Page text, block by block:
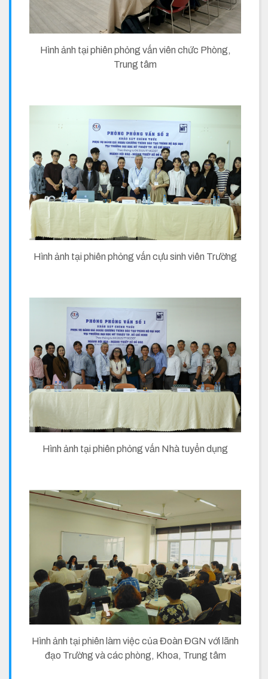
Hình ảnh tại phiên phỏng vấn viên chức Phòng,
Trung tâm
Hình ảnh tại phiên phỏng vấn cựu sinh viên Trường
Hình ảnh tại phiên phỏng vấn Nhà tuyển dụng
Hình ảnh tại phiên làm việc của Đoàn ĐGN với lãnh
đạo Trường và các phòng, Khoa, Trung tâm